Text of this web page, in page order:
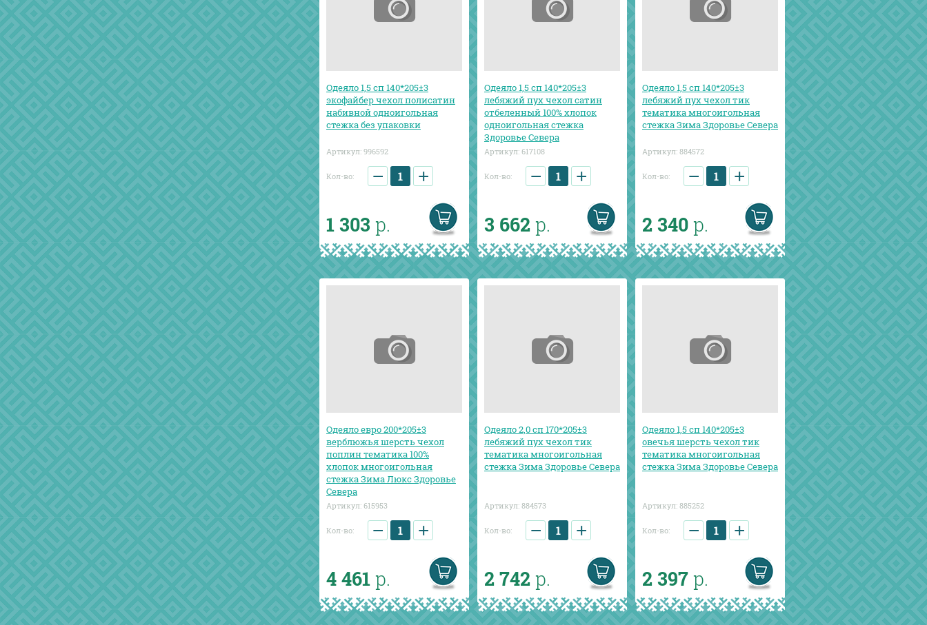
Одеяло 1,5 сп 140*205±3
экофайбер чехол полисатин
набивной одноигольная
стежка без упаковки
Артикул: 996592
Кол-во: − +
1 303 р.
Одеяло 1,5 сп 140*205±3
лебяжий пух чехол сатин
отбеленный 100% хлопок
одноигольная стежка
Здоровье Севера
Артикул: 617108
Кол-во: − +
3 662 р.
Одеяло 1,5 сп 140*205±3
лебяжий пух чехол тик
тематика многоигольная
стежка Зима Здоровье Севера
Артикул: 884572
Кол-во: − +
2 340 р.
Одеяло евро 200*205±3
верблюжья шерсть чехол
поплин тематика 100%
хлопок многоигольная
стежка Зима Люкс Здоровье
Севера
Артикул: 615953
Кол-во: − +
4 461 р.
Одеяло 2,0 сп 170*205±3
лебяжий пух чехол тик
тематика многоигольная
стежка Зима Здоровье Севера
Артикул: 884573
Кол-во: − +
2 742 р.
Одеяло 1,5 сп 140*205±3
овечья шерсть чехол тик
тематика многоигольная
стежка Зима Здоровье Севера
Артикул: 885252
Кол-во: − +
2 397 р.